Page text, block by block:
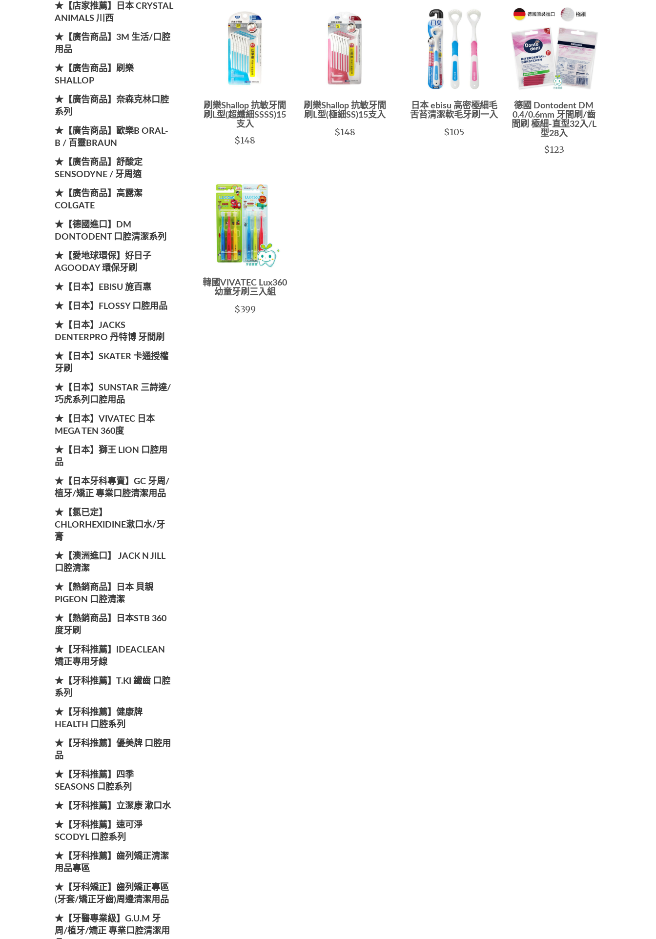
★【店家推薦】日本 CRYSTAL
ANIMALS 川西
★【廣告商品】3M 生活/口腔
用品
★【廣告商品】刷樂
SHALLOP
★【廣告商品】奈森克林口腔
系列
★【廣告商品】歐樂B ORAL-
B / 百靈BRAUN
★【廣告商品】舒酸定
SENSODYNE / 牙周適
★【廣告商品】高露潔
COLGATE
★【德國進口】DM
DONTODENT 口腔清潔系列
★【愛地球環保】好日子
AGOODAY 環保牙刷
★【日本】EBISU 施百惠
★【日本】FLOSSY 口腔用品
★【日本】JACKS
DENTERPRO 丹特博 牙間刷
★【日本】SKATER 卡通授權
牙刷
★【日本】SUNSTAR 三詩達/
巧虎系列口腔用品
★【日本】VIVATEC 日本
MEGA TEN 360度
★【日本】獅王 LION 口腔用
品
★【日本牙科專賣】GC 牙周/
植牙/矯正 專業口腔清潔用品
★【氯已定】
CHLORHEXIDINE漱口水/牙
膏
★【澳洲進口】 JACK N JILL
口腔清潔
★【熱銷商品】日本 貝親
PIGEON 口腔清潔
★【熱銷商品】日本STB 360
度牙刷
★【牙科推薦】IDEACLEAN
矯正專用牙線
★【牙科推薦】T.KI 鐵齒 口腔
系列
★【牙科推薦】健康牌
HEALTH 口腔系列
★【牙科推薦】優美牌 口腔用
品
★【牙科推薦】四季
SEASONS 口腔系列
★【牙科推薦】立潔康 漱口水
★【牙科推薦】速可淨
SCODYL 口腔系列
★【牙科推薦】齒列矯正清潔
用品專區
★【牙科矯正】齒列矯正專區
(牙套/矯正牙齒)周邊清潔用品
★【牙醫專業級】G.U.M 牙
周/植牙/矯正 專業口腔清潔用
刷樂Shallop 抗敏牙間
刷L型(超纖細SSSS)15
支入
$148
刷樂Shallop 抗敏牙間
刷L型(極細SS)15支入
$148
日本 ebisu 高密極細毛
舌苔清潔軟毛牙刷一入
$105
德國 Dontodent DM
0.4/0.6mm 牙間刷/齒
間刷 極細-直型32入/L
型28入
$123
韓國VIVATEC Lux360
幼童牙刷三入組
$399